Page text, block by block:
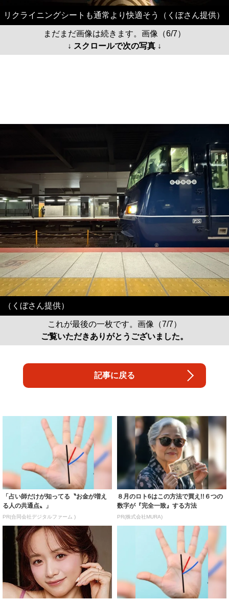
リクライニングシートも通常より快適そう（くぼさん提供）
まだまだ画像は続きます。画像（6/7）
↓ スクロールで次の写真 ↓
（くぼさん提供）
これが最後の一枚です。画像（7/7）
ご覧いただきありがとうございました。
記事に戻る
「占い師だけが知ってる〝お金が増え
る人の共通点〟」
PR(合同会社デジタルファーム )
８月のロト6はこの方法で買え!!６つの
数字が『完全一致』する方法
PR(株式会社MURA)